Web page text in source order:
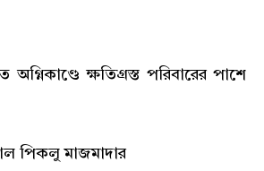
অগ্নিকাণ্ডে ক্ষতিগ্রস্ত পরিবারের পাশে
পিকলু মাজমাদার